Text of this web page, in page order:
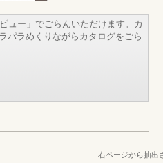
ュー」でごらんいただけます。カ
パラめくりながらカタログをごら
右ページから抽出